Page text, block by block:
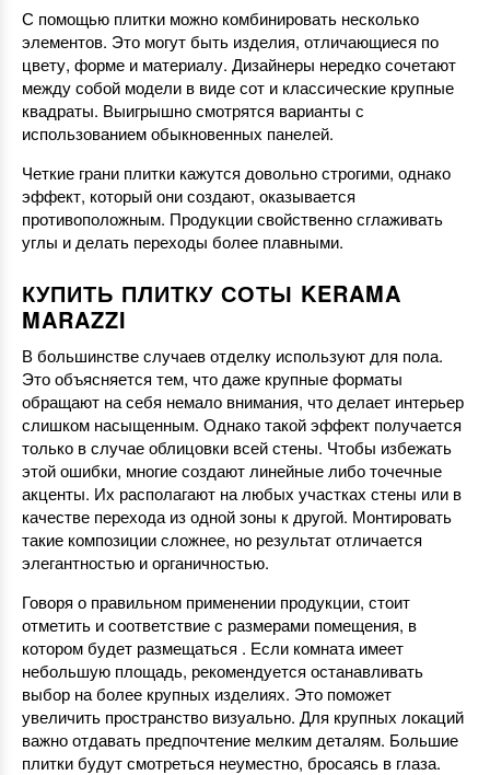
С помощью плитки можно комбинировать несколько
элементов. Это могут быть изделия, отличающиеся по
цвету, форме и материалу. Дизайнеры нередко сочетают
между собой модели в виде сот и классические крупные
квадраты. Выигрышно смотрятся варианты с
использованием обыкновенных панелей.
Четкие грани плитки кажутся довольно строгими, однако
эффект, который они создают, оказывается
противоположным. Продукции свойственно сглаживать
углы и делать переходы более плавными.
КУПИТЬ ПЛИТКУ СОТЫ KERAMA
MARAZZI
В большинстве случаев отделку используют для пола.
Это объясняется тем, что даже крупные форматы
обращают на себя немало внимания, что делает интерьер
слишком насыщенным. Однако такой эффект получается
только в случае облицовки всей стены. Чтобы избежать
этой ошибки, многие создают линейные либо точечные
акценты. Их располагают на любых участках стены или в
качестве перехода из одной зоны к другой. Монтировать
такие композиции сложнее, но результат отличается
элегантностью и органичностью.
Говоря о правильном применении продукции, стоит
отметить и соответствие с размерами помещения, в
котором будет размещаться . Если комната имеет
небольшую площадь, рекомендуется останавливать
выбор на более крупных изделиях. Это поможет
увеличить пространство визуально. Для крупных локаций
важно отдавать предпочтение мелким деталям. Большие
плитки будут смотреться неуместно, бросаясь в глаза.